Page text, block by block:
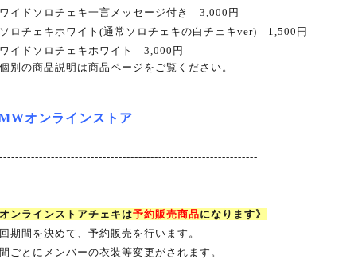
ワイドソロチェキ一言メッセージ付き 3,000 円
ソロチェキホワイト (通常ソロチェキの白チェキver) 1,500 円
ワイドソロチェキホワイト 3,000 円
個別の商品説明は商品ページをご覧ください。
オンラインストア
ンラインストアチェキは予約販売商品になります》
期間を決めて、予約販売を行います。
ごとにメンバーの衣装等変更がされます。